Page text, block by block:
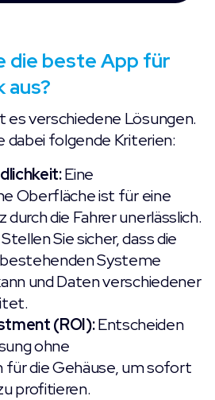
die beste App für
aus?
verschiedene Lösungen.
dabei folgende Kriterien:
Eine
Oberfläche ist für eine
die Fahrer unerlässlich.
Sie sicher, dass die
Systeme
und Daten verschiedener
(ROI):Entscheiden
ohne
die Gehäuse, um sofort
profitieren.